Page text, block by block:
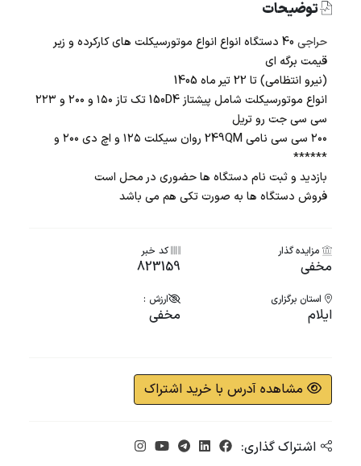
توضیحات
حراجی
40 دستگاه انواع انواع موتورسیکلت های کارکرده و زیر
قیمت برگه ای
(نیرو انتظامی) تا 22 تیر ماه 1405
انواع موتورسیکلت شامل پیشتاز 150D4 تک تاز ۱۵۰ و ۲۰۰ و ۲۲۳
سی سی جت رو تریل
۲۰۰ سی سی نامی 249QM روان سیکلت ۱۲۵ و اچ دی ۲۰۰ و
******
بازدید و ثبت نام دستگاه ها حضوری در محل است
فروش دستگاه ها به صورت تکی هم می باشد
مزایده گذار
مخفی
کد خبر
823159
استان برگزاری
ایلام
ارزش :
مخفی
مشاهده آدرس با خرید اشتراک
اشتراک گذاری: